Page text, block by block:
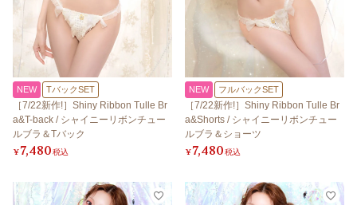
NEW TバックSET
［7/22新作!］Shiny Ribbon Tulle Br
a&T-back / シャイニーリボンチュー
ルブラ＆Tバック
¥7,480税込
NEW フルバックSET
［7/22新作!］Shiny Ribbon Tulle Br
a&Shorts / シャイニーリボンチュー
ルブラ＆ショーツ
¥7,480税込